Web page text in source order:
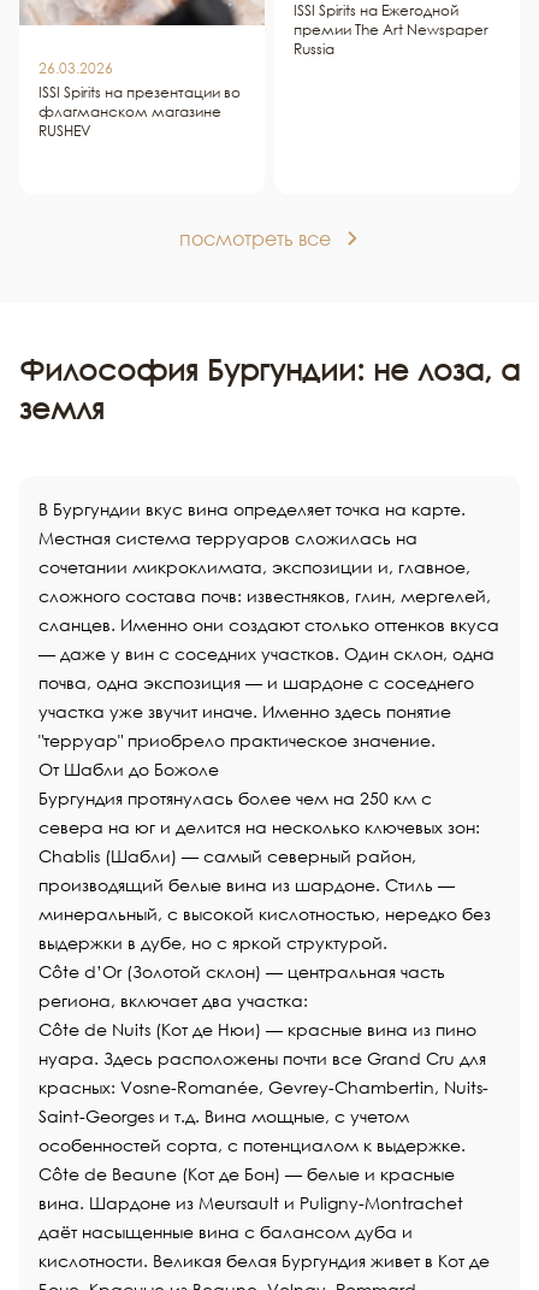
26.03.2026
ISSI Spirits на презентации во
флагманском магазине
RUSHEV
ISSI Spirits на Ежегодной
премии The Art Newspaper
Russia
посмотреть все
Философия Бургундии: не лоза, а
земля
В Бургундии вкус вина определяет точка на карте.
Местная система терруаров сложилась на
сочетании микроклимата, экспозиции и, главное,
сложного состава почв: известняков, глин, мергелей,
сланцев. Именно они создают столько оттенков вкуса
— даже у вин с соседних участков. Один склон, одна
почва, одна экспозиция — и шардоне с соседнего
участка уже звучит иначе. Именно здесь понятие
"терруар" приобрело практическое значение.
От Шабли до Божоле
Бургундия протянулась более чем на 250 км с
севера на юг и делится на несколько ключевых зон:
Chablis (Шабли) — самый северный район,
производящий белые вина из шардоне. Стиль —
минеральный, с высокой кислотностью, нередко без
выдержки в дубе, но с яркой структурой.
Côte d’Or (Золотой склон) — центральная часть
региона, включает два участка:
Côte de Nuits (Кот де Нюи) — красные вина из пино
нуара. Здесь расположены почти все Grand Cru для
красных: Vosne-Romanée, Gevrey-Chambertin, Nuits-
Saint-Georges и т.д. Вина мощные, с учетом
особенностей сорта, с потенциалом к выдержке.
Côte de Beaune (Кот де Бон) — белые и красные
вина. Шардоне из Meursault и Puligny-Montrachet
даёт насыщенные вина с балансом дуба и
кислотности. Великая белая Бургундия живет в Кот де